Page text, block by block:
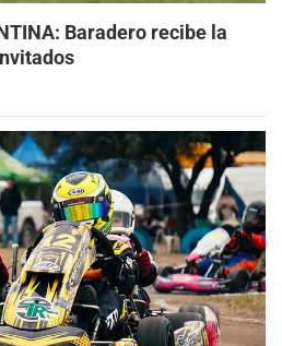
Baradero recibe la